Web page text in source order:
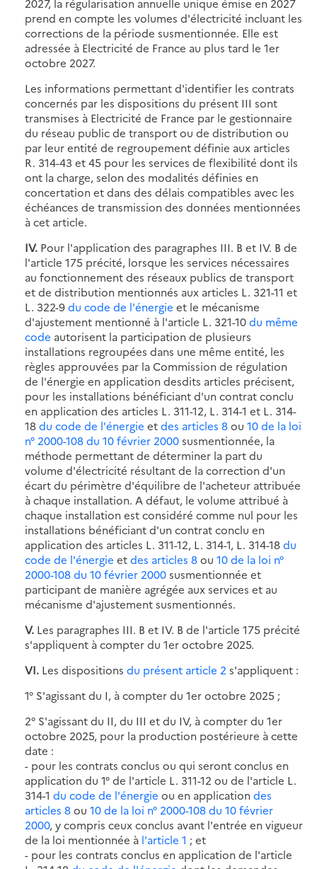
prend en compte les volumes d'électricité incluant les
corrections de la période susmentionnée. Elle est
adressée à Electricité de France au plus tard le 1er
octobre 2027.
Les informations permettant d'identifier les contrats
concernés par les dispositions du présent III sont
transmises à Electricité de France par le gestionnaire
du réseau public de transport ou de distribution ou
par leur entité de regroupement définie aux articles
R. 314-43 et 45 pour les services de flexibilité dont ils
ont la charge, selon des modalités définies en
concertation et dans des délais compatibles avec les
échéances de transmission des données mentionnées
à cet article.
IV. Pour l'application des paragraphes III. B et IV. B de
l'article 175 précité, lorsque les services nécessaires
au fonctionnement des réseaux publics de transport
et de distribution mentionnés aux articles L. 321-11 et
L. 322-9du code de l'énergie et le mécanisme
d'ajustement mentionné à l'article L. 321-10du même
code autorisent la participation de plusieurs
installations regroupées dans une même entité, les
règles approuvées par la Commission de régulation
de l'énergie en application desdits articles précisent,
pour les installations bénéficiant d'un contrat conclu
en application des articles L. 311-12, L. 314-1 et L. 314-
18du code de l'énergie etdes articles 8ou 10 de la loi
n° 2000-108 du 10 février 2000susmentionnée, la
méthode permettant de déterminer la part du
volume d'électricité résultant de la correction d'un
écart du périmètre d'équilibre de l'acheteur attribuée
à chaque installation. A défaut, le volume attribué à
chaque installation est considéré comme nul pour les
installations bénéficiant d'un contrat conclu en
application des articles L. 311-12, L. 314-1, L. 314-18du
code de l'énergie etdes articles 8ou 10 de la loi n°
2000-108 du 10 février 2000susmentionnée et
participant de manière agrégée aux services et au
mécanisme d'ajustement susmentionnés.
V. Les paragraphes III. B et IV. B de l'article 175 précité
s'appliquent à compter du 1er octobre 2025.
VI. Les dispositions du présent article 2 s'appliquent :
1° S'agissant du I, à compter du 1er octobre 2025 ;
2° S'agissant du II, du III et du IV, à compter du 1er
octobre 2025, pour la production postérieure à cette
date :
- pour les contrats conclus ou qui seront conclus en
application du 1° de l'article L. 311-12 ou de l'article L.
314-1 du code de l'énergie ou en application des
articles 8ou 10 de la loi n° 2000-108 du 10 février
2000, y compris ceux conclus avant l'entrée en vigueur
de la loi mentionnée à l'article 1 ; et
- pour les contrats conclus en application de l'article